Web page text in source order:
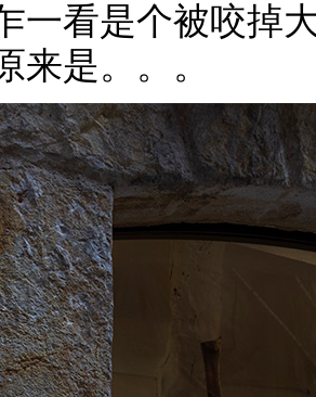
一看是个被咬掉
来是。。。